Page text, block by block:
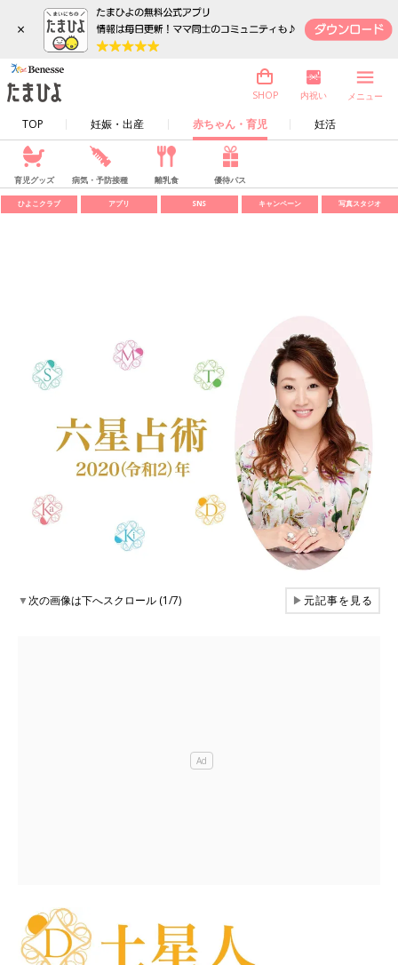
×
TOP 妊娠・出産 赤ちゃん・育児 妊活
SHOP 内祝い メニュー
育児グッズ 病気・予防接種 離乳食 優待パス
ひよこクラブ アプリ SNS キャンペーン 写真スタジオ
▼次の画像は下へスクロール (1/7) ▶元記事を見る